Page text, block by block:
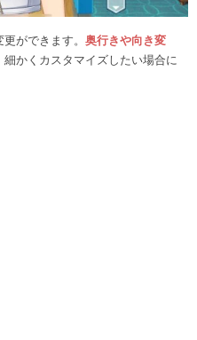
ができます。 奥行きや向き変
細かくカスタマイズしたい場合に